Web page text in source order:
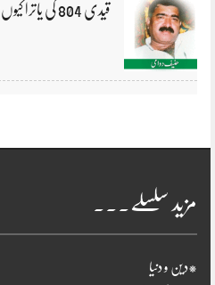
قیدی 804 کی یاترا کیوں؟
مزید سلسلے۔۔۔
*دین و دنیا